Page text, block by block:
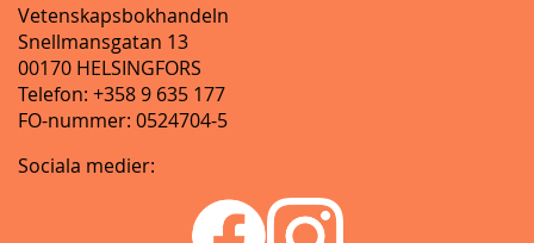
Vetenskapsbokhandeln
Snellmansgatan 13
00170 HELSINGFORS
Telefon: +358 9 635 177
FO-nummer: 0524704-5
Sociala medier: